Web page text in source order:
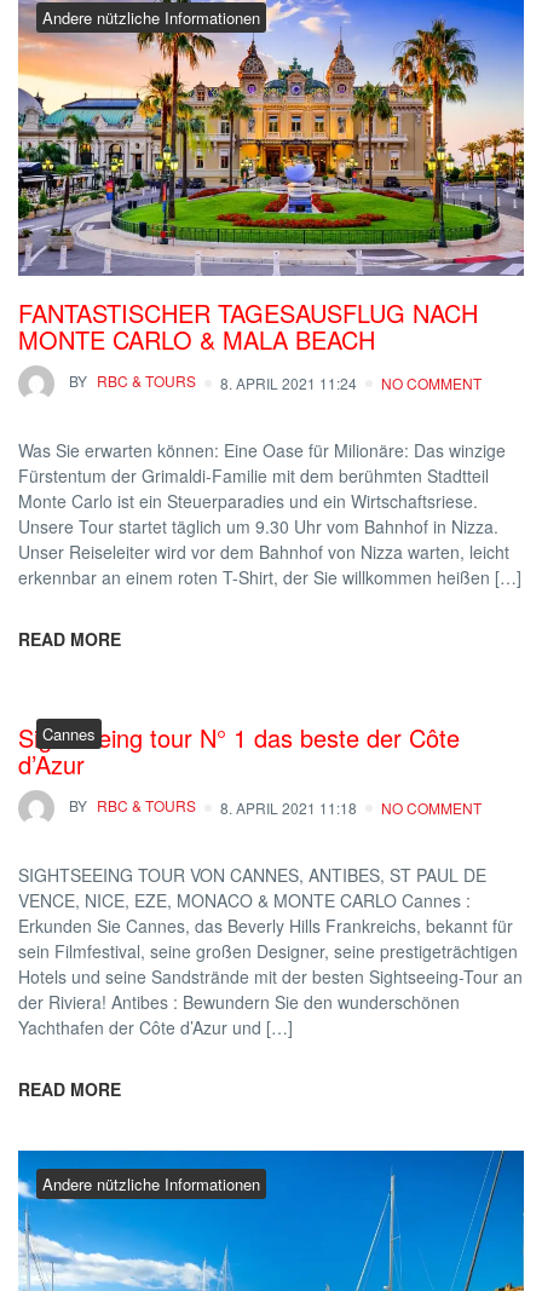
Andere nützliche Informationen
FANTASTISCHER TAGESAUSFLUG NACH
MONTE CARLO & MALA BEACH
BY RBC & TOURS 8. APRIL 2021 11:24 NO COMMENT
Was Sie erwarten können: Eine Oase für Milionäre: Das winzige
Fürstentum der Grimaldi-Familie mit dem berühmten Stadtteil
Monte Carlo ist ein Steuerparadies und ein Wirtschaftsriese.
Unsere Tour startet täglich um 9.30 Uhr vom Bahnhof in Nizza.
Unser Reiseleiter wird vor dem Bahnhof von Nizza warten, leicht
erkennbar an einem roten T-Shirt, der Sie willkommen heißen […]
READ MORE
Cannes
Sightseeing tour N° 1 das beste der Côte
d’Azur
BY RBC & TOURS 8. APRIL 2021 11:18 NO COMMENT
SIGHTSEEING TOUR VON CANNES, ANTIBES, ST PAUL DE
VENCE, NICE, EZE, MONACO & MONTE CARLO Cannes :
Erkunden Sie Cannes, das Beverly Hills Frankreichs, bekannt für
sein Filmfestival, seine großen Designer, seine prestigeträchtigen
Hotels und seine Sandstrände mit der besten Sightseeing-Tour an
der Riviera! Antibes : Bewundern Sie den wunderschönen
Yachthafen der Côte d’Azur und […]
READ MORE
Andere nützliche Informationen